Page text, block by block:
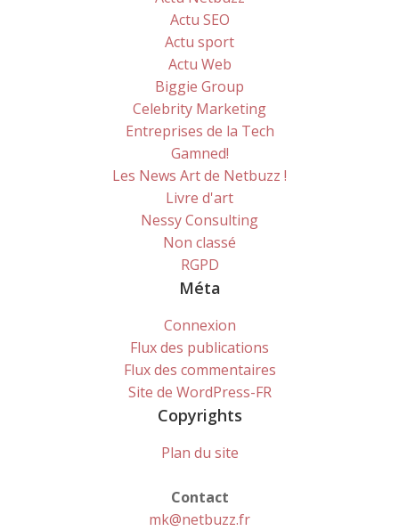
Actu SEO
Actu sport
Actu Web
Biggie Group
Celebrity Marketing
Entreprises de la Tech
Gamned!
Les News Art de Netbuzz !
Livre d'art
Nessy Consulting
Non classé
RGPD
Méta
Connexion
Flux des publications
Flux des commentaires
Site de WordPress-FR
Copyrights
Plan du site
Contact
mk@netbuzz.fr